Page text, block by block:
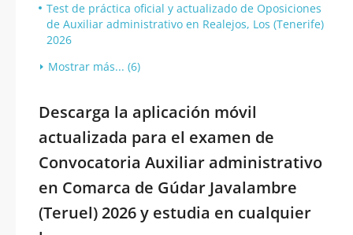
Test de práctica oficial y actualizado de Oposiciones
de Auxiliar administrativo en Realejos, Los (Tenerife)
2026
Mostrar más... (6)
Descarga la aplicación móvil
actualizada para el examen de
Convocatoria Auxiliar administrativo
en Comarca de Gúdar Javalambre
(Teruel) 2026 y estudia en cualquier